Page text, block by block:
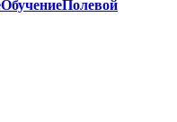
ОбучениеПолевой